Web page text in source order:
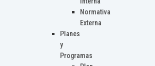
Normativa
Externa
Planes
y
Programas